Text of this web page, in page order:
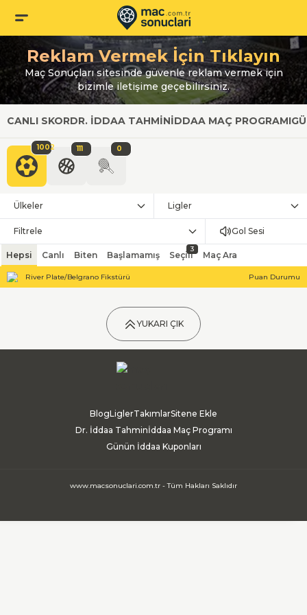
Reklam Vermek İçin Tıklayın
Maç Sonuçları sitesinde güvenle reklam vermek için
bizimle iletişime geçebilirsiniz.
CANLI SKORDR. İDDAA TAHMINİDDAA MAÇ PROGRAMI
1002 111 0
Ülkeler Ligler
Filtrele Gol Sesi
Hepsi Canlı Biten Başlamamış Seçili
3
Maç Ara
River Plate/Belgrano Fikstürü Puan Durumu
YUKARI ÇIK
BlogLiglerTakımlarSitene Ekle
Dr. İddaa Tahminİddaa Maç Programı
Günün İddaa Kuponları
www.macsonuclari.com.tr - Tüm Hakları Saklıdır